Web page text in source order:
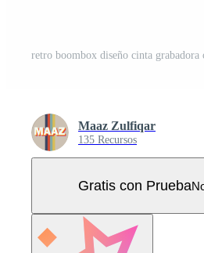
Maaz Zulfiqar
135 Recursos
Gratis con Prueba